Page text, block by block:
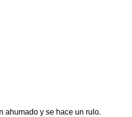
ahumado y se hace un rulo.